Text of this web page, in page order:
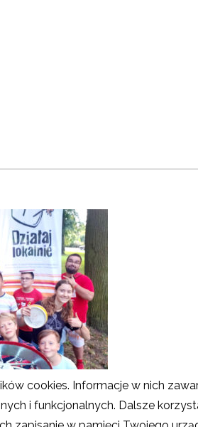
cookies. Informacje w nich
i funkcjonalnych. Dalsze